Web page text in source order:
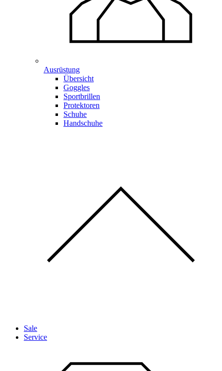
Ausrüstung
Übersicht
Goggles
Sportbrillen
Protektoren
Schuhe
Handschuhe
Sale
Service